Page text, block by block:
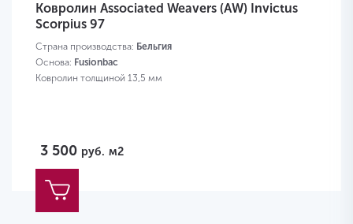
Ковролин Associated Weavers (AW) Invictus
Scorpius 97
Страна производства: Бельгия
Основа: Fusionbac
Ковролин толщиной 13,5 мм
3 500 руб. м2